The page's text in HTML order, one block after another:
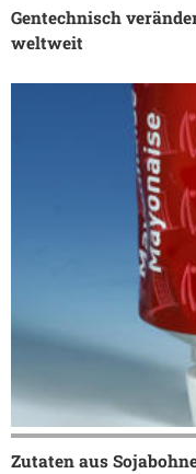
Gentechnisch
weltweit
Zutaten aus